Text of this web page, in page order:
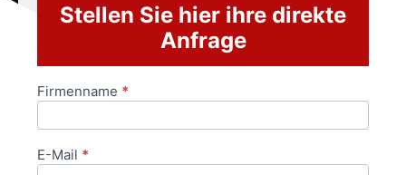
Stellen Sie hier ihre direkte
Anfrage
Anfrageformular
Firmenname *
E-Mail *